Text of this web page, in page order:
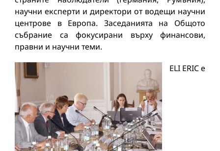
научни експерти и директори от водещи научни
центрове в Европа. Заседанията на Общото
събрание са фокусирани върху финансови,
правни и научни теми.
ELI ERIC е